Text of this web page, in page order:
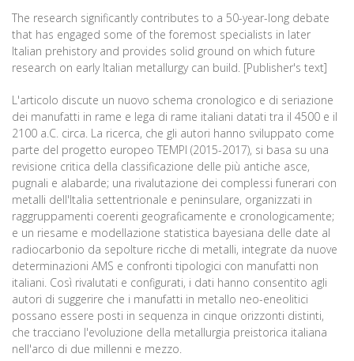
The research significantly contributes to a 50-year-long debate
that has engaged some of the foremost specialists in later
Italian prehistory and provides solid ground on which future
research on early Italian metallurgy can build. [Publisher's text]
L'articolo discute un nuovo schema cronologico e di seriazione
dei manufatti in rame e lega di rame italiani datati tra il 4500 e il
2100 a.C. circa. La ricerca, che gli autori hanno sviluppato come
parte del progetto europeo TEMPI (2015-2017), si basa su una
revisione critica della classificazione delle più antiche asce,
pugnali e alabarde; una rivalutazione dei complessi funerari con
metalli dell'Italia settentrionale e peninsulare, organizzati in
raggruppamenti coerenti geograficamente e cronologicamente;
e un riesame e modellazione statistica bayesiana delle date al
radiocarbonio da sepolture ricche di metalli, integrate da nuove
determinazioni AMS e confronti tipologici con manufatti non
italiani. Così rivalutati e configurati, i dati hanno consentito agli
autori di suggerire che i manufatti in metallo neo-eneolitici
possano essere posti in sequenza in cinque orizzonti distinti,
che tracciano l'evoluzione della metallurgia preistorica italiana
nell'arco di due millenni e mezzo.